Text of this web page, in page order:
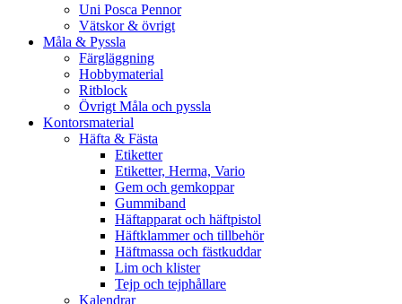
Uni Posca Pennor
Vätskor & övrigt
Måla & Pyssla
Färgläggning
Hobbymaterial
Ritblock
Övrigt Måla och pyssla
Kontorsmaterial
Häfta & Fästa
Etiketter
Etiketter, Herma, Vario
Gem och gemkoppar
Gummiband
Häftapparat och häftpistol
Häftklammer och tillbehör
Häftmassa och fästkuddar
Lim och klister
Tejp och tejphållare
Kalendrar